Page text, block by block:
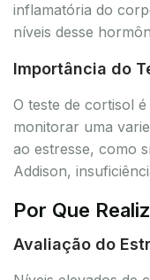
inflamatória do
níveis desse
Importância do
O teste de cortisol
monitorar uma
ao estresse, como
Addison,
Por Que
Avaliação do